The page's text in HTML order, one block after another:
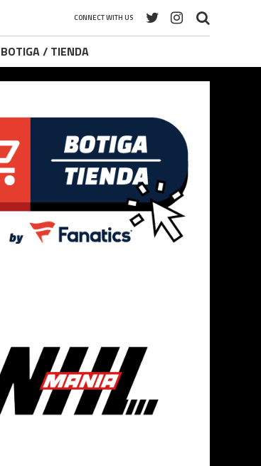
CONNECT WITH US
BOTIGA / TIENDA